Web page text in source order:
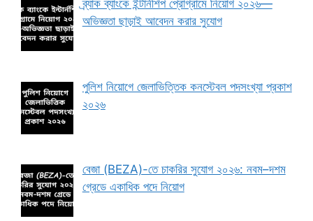
ব্র্যাক ব্যাংকে ইন্টার্নশিপ প্রোগ্রামে নিয়োগ ২০২৬—
অভিজ্ঞতা ছাড়াই আবেদন করার সুযোগ
পুলিশ নিয়োগে জেলাভিত্তিক কনস্টেবল পদসংখ্যা প্রকাশ
২০২৬
বেজা (BEZA)-তে চাকরির সুযোগ ২০২৬: নবম–দশম
গ্রেডে একাধিক পদে নিয়োগ